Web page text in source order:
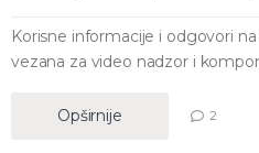
Korisne informacije i odgovori
vezana za video nadzor i
Opširnije 2